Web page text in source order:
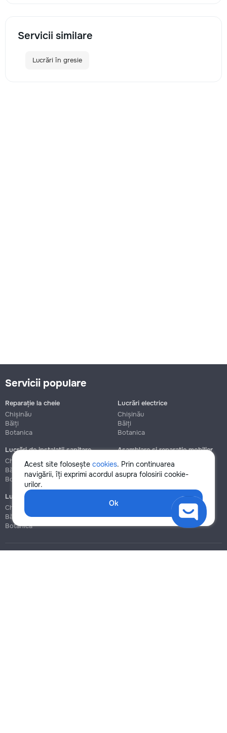
Servicii similare
Lucrări în gresie
Acest site folosește cookies. Prin continuarea
navigării, îți exprimi acordul asupra folosirii cookie-
urilor.
Ok
Servicii populare
Reparație la cheie
Chișinău
Bălți
Botanica
Lucrări electrice
Chișinău
Bălți
Botanica
Lucrări de instalații sanitare
Chișinău
Bălți
Botanica
Asamblare și reparație mobilier
Chișinău
Botanica
Lucrări de construcție și instalare
Chișinău
Bălți
Botanica